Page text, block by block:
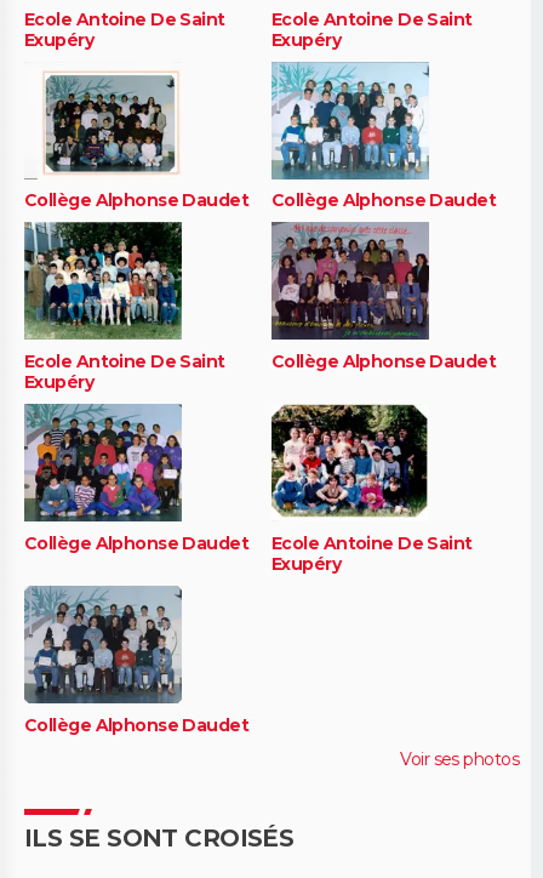
Ecole Antoine De Saint
Exupéry
Ecole Antoine De Saint
Exupéry
Collège Alphonse Daudet Collège Alphonse Daudet
Ecole Antoine De Saint
Exupéry
Collège Alphonse Daudet
Collège Alphonse Daudet
Ecole Antoine De Saint
Exupéry
Collège Alphonse Daudet
Voir ses photos
ILS SE SONT CROISÉS